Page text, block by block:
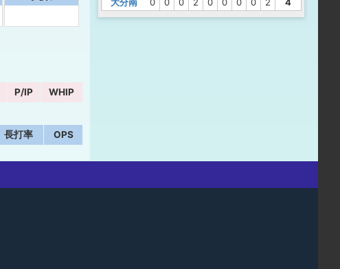
P/IP WHIP
長打率 OPS